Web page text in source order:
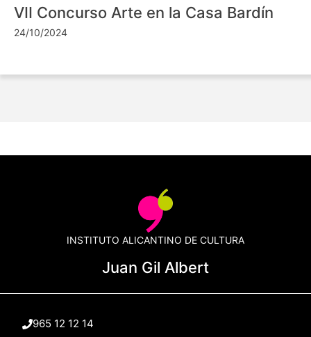
VII Concurso Arte en la Casa Bardín
24/10/2024
INSTITUTO ALICANTINO DE CULTURA
Juan Gil Albert
965 12 12 14